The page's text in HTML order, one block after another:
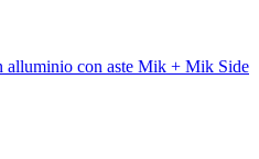
alluminio con aste Mik + Mik Side